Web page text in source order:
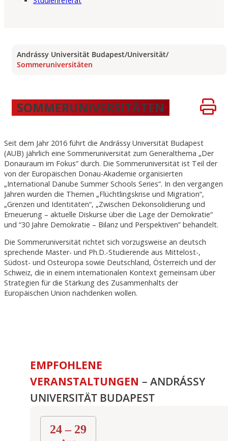
Andrássy Universität Budapest/Universität/
Sommeruniversitäten
SOMMERUNIVERSITÄTEN
Seit dem Jahr 2016 führt die Andrássy Universität Budapest
(AUB) jährlich eine Sommeruniversität zum Generalthema „Der
Donauraum im Fokus“ durch. Die Sommeruniversität ist Teil der
von der Europäischen Donau-Akademie organisierten
„International Danube Summer Schools Series“. In den vergangen
Jahren wurden die Themen „Flüchtlingskrise und Migration“,
„Grenzen und Identitäten“, „Zwischen Dekonsolidierung und
Erneuerung – aktuelle Diskurse über die Lage der Demokratie“
und “30 Jahre Demokratie – Bilanz und Perspektiven” behandelt.
Die Sommeruniversität richtet sich vorzugsweise an deutsch
sprechende Master- und Ph.D.-Studierende aus Mittelost-,
Südost- und Osteuropa sowie Deutschland, Österreich und der
Schweiz, die in einem internationalen Kontext gemeinsam über
Strategien für die Stärkung des Zusammenhalts der
Europäischen Union nachdenken wollen.
EMPFOHLENE
VERANSTALTUNGEN – ANDRÁSSY
UNIVERSITÄT BUDAPEST
24 – 29